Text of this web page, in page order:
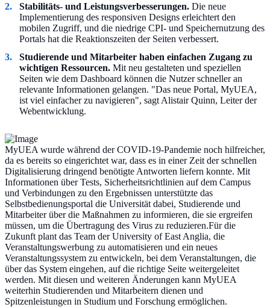
Stabilitäts- und Leistungsverbesserungen. Die neue
Implementierung des responsiven Designs erleichtert den
mobilen Zugriff, und die niedrige CPI- und Speichernutzung des
Portals hat die Reaktionszeiten der Seiten verbessert.
Studierende und Mitarbeiter haben einfachen Zugang zu
wichtigen Ressourcen. Mit neu gestalteten und speziellen
Seiten wie dem Dashboard können die Nutzer schneller an
relevante Informationen gelangen. "Das neue Portal, MyUEA,
ist viel einfacher zu navigieren", sagt Alistair Quinn, Leiter der
Webentwicklung.
MyUEA wurde während der COVID-19-Pandemie noch hilfreicher,
da es bereits so eingerichtet war, dass es in einer Zeit der schnellen
Digitalisierung dringend benötigte Antworten liefern konnte. Mit
Informationen über Tests, Sicherheitsrichtlinien auf dem Campus
und Verbindungen zu den Ergebnissen unterstützte das
Selbstbedienungsportal die Universität dabei, Studierende und
Mitarbeiter über die Maßnahmen zu informieren, die sie ergreifen
müssen, um die Übertragung des Virus zu reduzieren.Für die
Zukunft plant das Team der University of East Anglia, die
Veranstaltungswerbung zu automatisieren und ein neues
Veranstaltungssystem zu entwickeln, bei dem Veranstaltungen, die
über das System eingehen, auf die richtige Seite weitergeleitet
werden. Mit diesen und weiteren Änderungen kann MyUEA
weiterhin Studierenden und Mitarbeitern dienen und
Spitzenleistungen in Studium und Forschung ermöglichen.